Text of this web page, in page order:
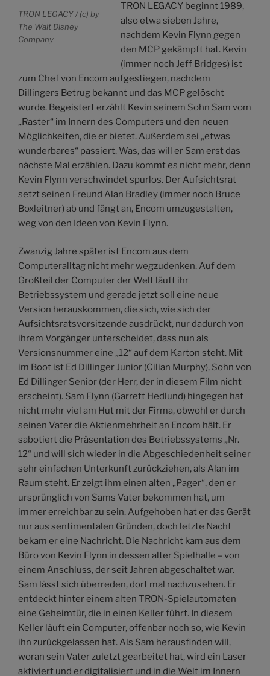
TRON LEGACY / (c) by
The Walt Disney
Company
TRON LEGACY beginnt 1989,
also etwa sieben Jahre,
nachdem Kevin Flynn gegen
den MCP gekämpft hat. Kevin
(immer noch Jeff Bridges) ist
zum Chef von Encom aufgestiegen, nachdem
Dillingers Betrug bekannt und das MCP gelöscht
wurde. Begeistert erzählt Kevin seinem Sohn Sam vom
„Raster“ im Innern des Computers und den neuen
Möglichkeiten, die er bietet. Außerdem sei „etwas
wunderbares“ passiert. Was, das will er Sam erst das
nächste Mal erzählen. Dazu kommt es nicht mehr, denn
Kevin Flynn verschwindet spurlos. Der Aufsichtsrat
setzt seinen Freund Alan Bradley (immer noch Bruce
Boxleitner) ab und fängt an, Encom umzugestalten,
weg von den Ideen von Kevin Flynn.
Zwanzig Jahre später ist Encom aus dem
Computeralltag nicht mehr wegzudenken. Auf dem
Großteil der Computer der Welt läuft ihr
Betriebssystem und gerade jetzt soll eine neue
Version herauskommen, die sich, wie sich der
Aufsichtsratsvorsitzende ausdrückt, nur dadurch von
ihrem Vorgänger unterscheidet, dass nun als
Versionsnummer eine „12“ auf dem Karton steht. Mit
im Boot ist Ed Dillinger Junior (Cilian Murphy), Sohn von
Ed Dillinger Senior (der Herr, der in diesem Film nicht
erscheint). Sam Flynn (Garrett Hedlund) hingegen hat
nicht mehr viel am Hut mit der Firma, obwohl er durch
seinen Vater die Aktienmehrheit an Encom hält. Er
sabotiert die Präsentation des Betriebssystems „Nr.
12“ und will sich wieder in die Abgeschiedenheit seiner
sehr einfachen Unterkunft zurückziehen, als Alan im
Raum steht. Er zeigt ihm einen alten „Pager“, den er
ursprünglich von Sams Vater bekommen hat, um
immer erreichbar zu sein. Aufgehoben hat er das Gerät
nur aus sentimentalen Gründen, doch letzte Nacht
bekam er eine Nachricht. Die Nachricht kam aus dem
Büro von Kevin Flynn in dessen alter Spielhalle – von
einem Anschluss, der seit Jahren abgeschaltet war.
Sam lässt sich überreden, dort mal nachzusehen. Er
entdeckt hinter einem alten TRON-Spielautomaten
eine Geheimtür, die in einen Keller führt. In diesem
Keller läuft ein Computer, offenbar noch so, wie Kevin
ihn zurückgelassen hat. Als Sam herausfinden will,
woran sein Vater zuletzt gearbeitet hat, wird ein Laser
aktiviert und er digitalisiert und in die Welt im Innern